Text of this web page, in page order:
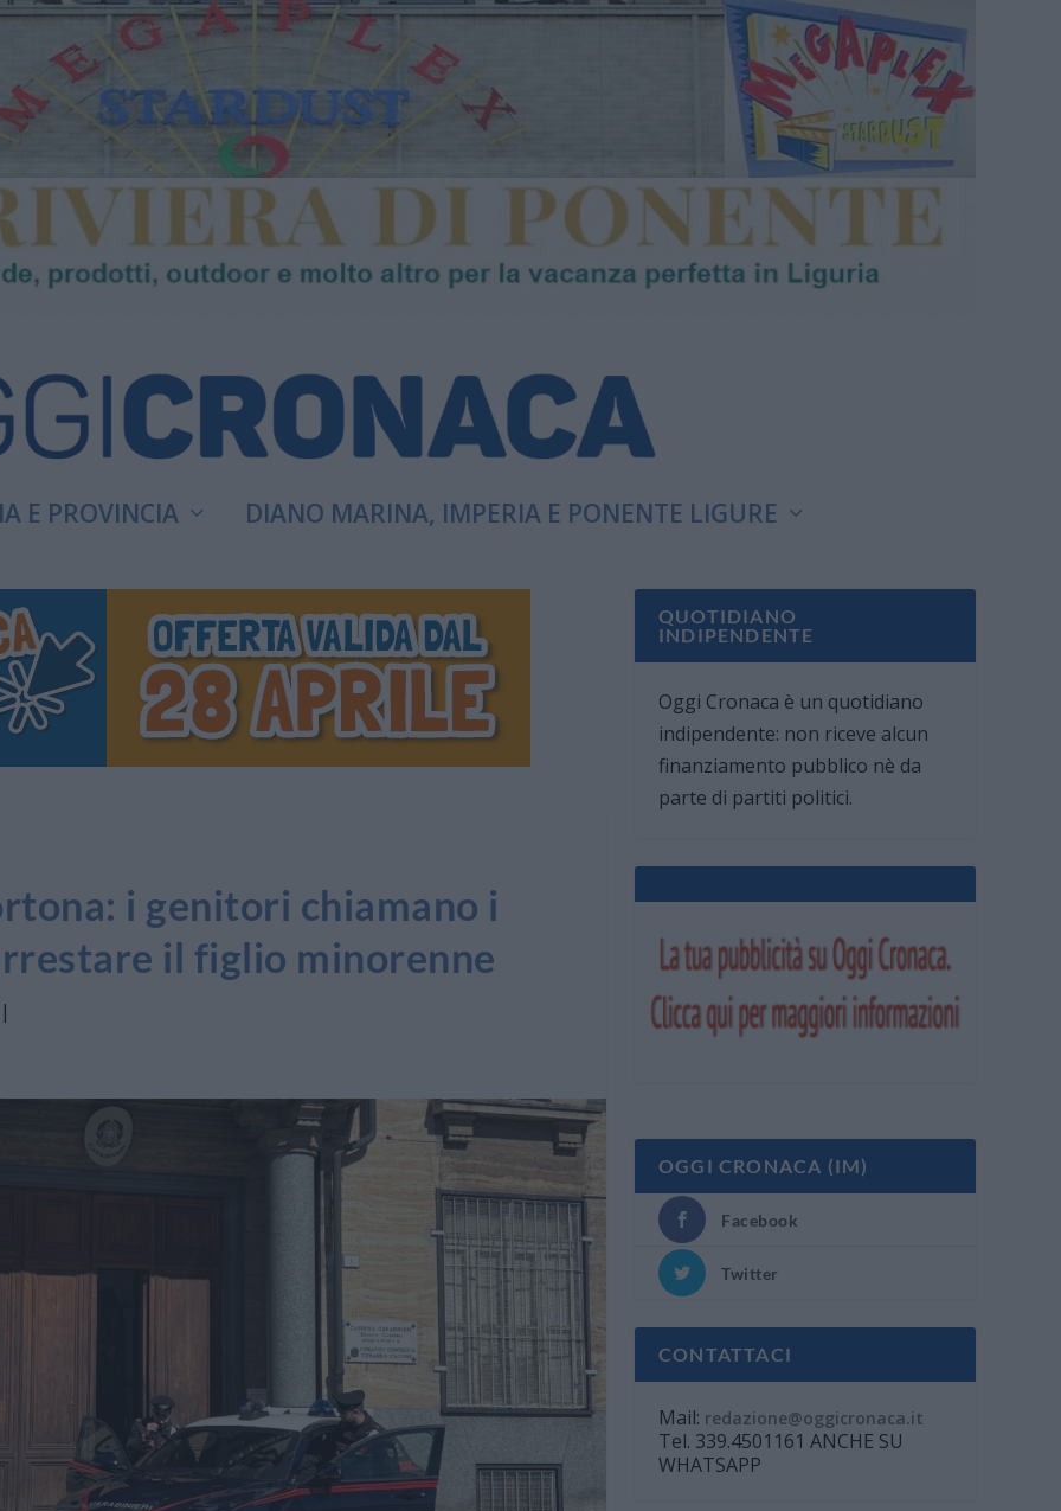
E PROVINCIA DIANO MARINA, IMPERIA E PONENTE LIGURE
i genitori chiamano i
il figlio minorenne
|
QUOTIDIANO
INDIPENDENTE
Oggi Cronaca è un quotidiano
indipendente: non riceve alcun
finanziamento pubblico nè da
parte di partiti politici.
OGGI CRONACA (IM)
Facebook
Twitter
CONTATTACI
Mail: redazione@oggicronaca.it
Tel. 339.4501161 ANCHE SU
WHATSAPP